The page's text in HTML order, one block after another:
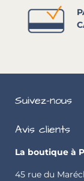
Suivez-nous
Avis clients
La boutique à
45 rue du